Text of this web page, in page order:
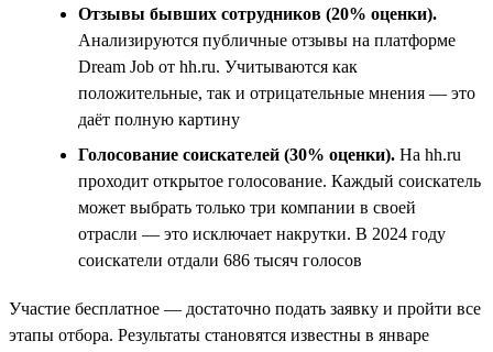
Отзывы бывших сотрудников (20% оценки).
Анализируются публичные отзывы на платформе
Dream Job от hh.ru. Учитываются как
положительные, так и отрицательные мнения — это
даёт полную картину
Голосование соискателей (30% оценки). На hh.ru
проходит открытое голосование. Каждый соискатель
может выбрать только три компании в своей
отрасли — это исключает накрутки. В 2024 году
соискатели отдали 686 тысяч голосов
Участие бесплатное — достаточно подать заявку и пройти все
этапы отбора. Результаты становятся известны в январе